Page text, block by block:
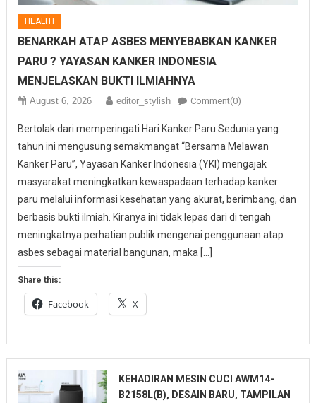
HEALTH
BENARKAH ATAP ASBES MENYEBABKAN KANKER
PARU ? YAYASAN KANKER INDONESIA
MENJELASKAN BUKTI ILMIAHNYA
August 6, 2026 editor_stylish Comment(0)
Bertolak dari memperingati Hari Kanker Paru Sedunia yang
tahun ini mengusung semakmangat “Bersama Melawan
Kanker Paru”, Yayasan Kanker Indonesia (YKI) mengajak
masyarakat meningkatkan kewaspadaan terhadap kanker
paru melalui informasi kesehatan yang akurat, berimbang, dan
berbasis bukti ilmiah. Kiranya ini tidak lepas dari di tengah
meningkatnya perhatian publik mengenai penggunaan atap
asbes sebagai material bangunan, maka […]
Share this:
Facebook X
KEHADIRAN MESIN CUCI AWM14-
B2158L(B), DESAIN BARU, TAMPILAN